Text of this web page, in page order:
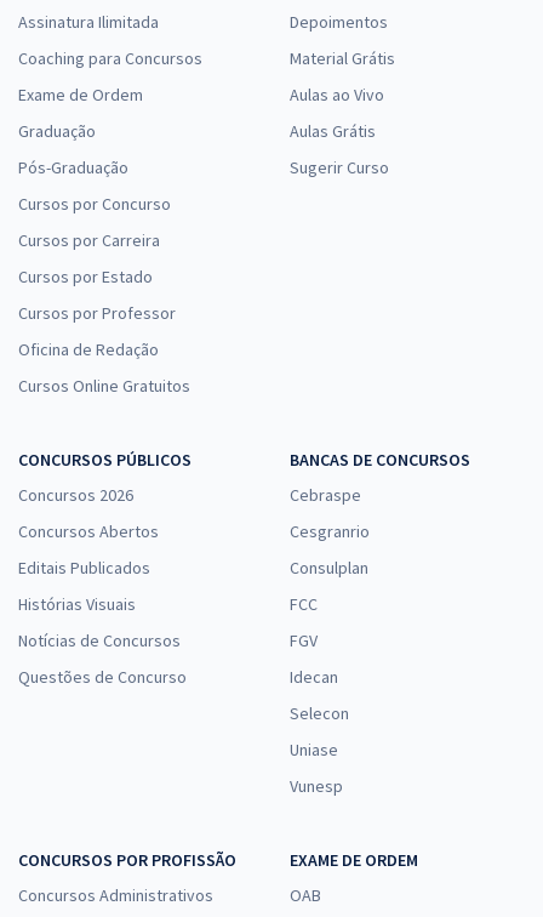
Assinatura Ilimitada
Coaching para Concursos
Exame de Ordem
Graduação
Pós-Graduação
Cursos por Concurso
Cursos por Carreira
Cursos por Estado
Cursos por Professor
Oficina de Redação
Cursos Online Gratuitos
Depoimentos
Material Grátis
Aulas ao Vivo
Aulas Grátis
Sugerir Curso
CONCURSOS PÚBLICOS
Concursos 2026
Concursos Abertos
Editais Publicados
Histórias Visuais
Notícias de Concursos
Questões de Concurso
BANCAS DE CONCURSOS
Cebraspe
Cesgranrio
Consulplan
FCC
FGV
Idecan
Selecon
Uniase
Vunesp
CONCURSOS POR PROFISSÃO
Concursos Administrativos
EXAME DE ORDEM
OAB